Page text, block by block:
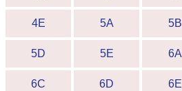
4E 5A 5B
5D 5E 6A
6C 6D 6E